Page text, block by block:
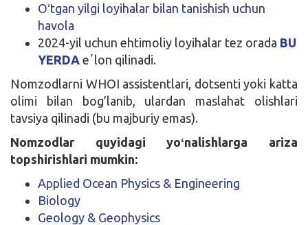
Oʻtgan yilgi loyihalar bilan tanishish uchun
havola
2024-yil uchun ehtimoliy loyihalar tez orada BU
YERDA eʼlon qilinadi.
Nomzodlarni WHOI assistentlari, dotsenti yoki katta
olimi bilan bog’lanib, ulardan maslahat olishlari
tavsiya qilinadi (bu majburiy emas).
Nomzodlar quyidagi yoʻnalishlarga ariza
topshirishlari mumkin:
Applied Ocean Physics & Engineering
Biology
Geology & Geophysics